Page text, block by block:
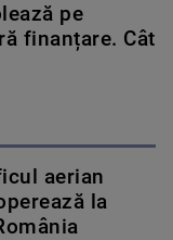
pe
finanțare. Cât
aerian
la